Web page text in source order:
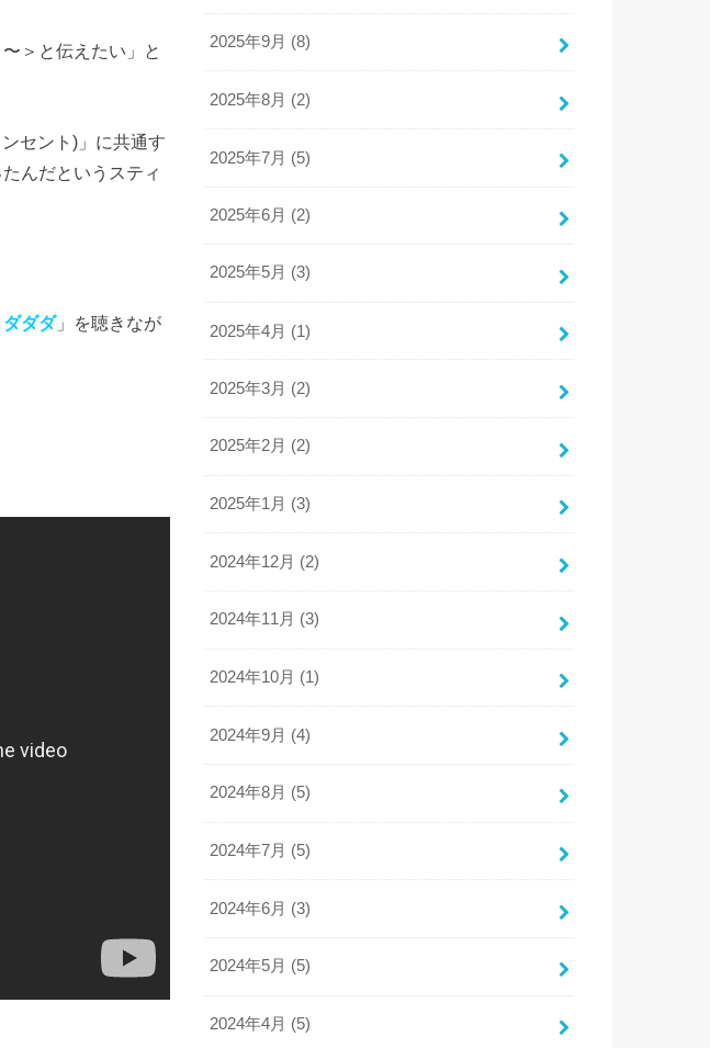
＞と伝えたい」と
セント)」に共通す
んだというスティ
ダダダ」を聴きなが
2025年9月 (8)
2025年8月 (2)
2025年7月 (5)
2025年6月 (2)
2025年5月 (3)
2025年4月 (1)
2025年3月 (2)
2025年2月 (2)
2025年1月 (3)
2024年12月 (2)
2024年11月 (3)
2024年10月 (1)
2024年9月 (4)
2024年8月 (5)
2024年7月 (5)
2024年6月 (3)
2024年5月 (5)
2024年4月 (5)